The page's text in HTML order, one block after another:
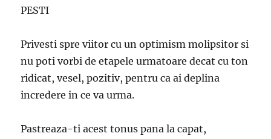
PESTI
Privesti spre viitor cu un optimism molipsitor si
nu poti vorbi de etapele urmatoare decat cu ton
ridicat, vesel, pozitiv, pentru ca ai deplina
incredere in ce va urma.
Pastreaza-ti acest tonus pana la capat,